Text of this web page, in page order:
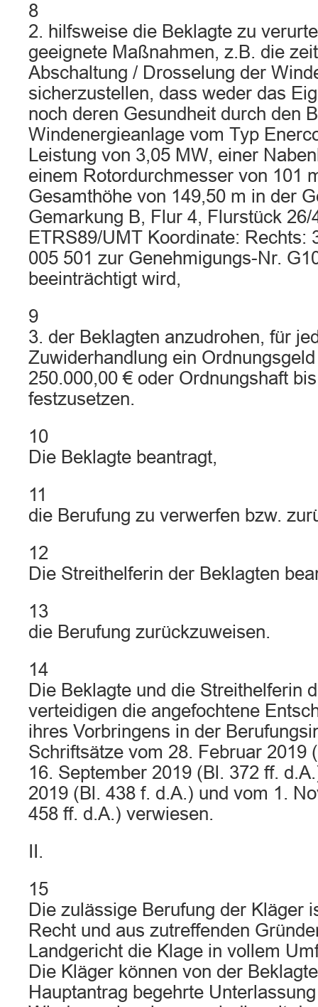
8
2. hilfsweise die Beklagte zu
geeignete Maßnahmen, z.B. die
Abschaltung / Drosselung der
sicherzustellen, dass weder das
noch deren Gesundheit durch den
Windenergieanlage vom Typ
Leistung von 3,05 MW, einer
einem Rotordurchmesser von 101
Gesamthöhe von 149,50 m in der
Gemarkung B, Flur 4, Flurstück 26/
ETRS89/UMT Koordinate: Rechts:
005 501 zur Genehmigungs-Nr.
beeinträchtigt wird,
9
3. der Beklagten anzudrohen, für
Zuwiderhandlung ein
250.000,00 € oder Ordnungshaft
festzusetzen.
10
Die Beklagte beantragt,
11
die Berufung zu verwerfen bzw.
12
Die Streithelferin der Beklagten
13
die Berufung zurückzuweisen.
14
Die Beklagte und die Streithelferin
verteidigen die angefochtene
ihres Vorbringens in der
Schriftsätze vom 28. Februar 2019
16. September 2019 (Bl. 372 ff.
2019 (Bl. 438 f. d.A.) und vom 1.
458 ff. d.A.) verwiesen.
II.
15
Die zulässige Berufung der Kläger
Recht und aus zutreffenden
Landgericht die Klage in vollem
Die Kläger können von der
Hauptantrag begehrte